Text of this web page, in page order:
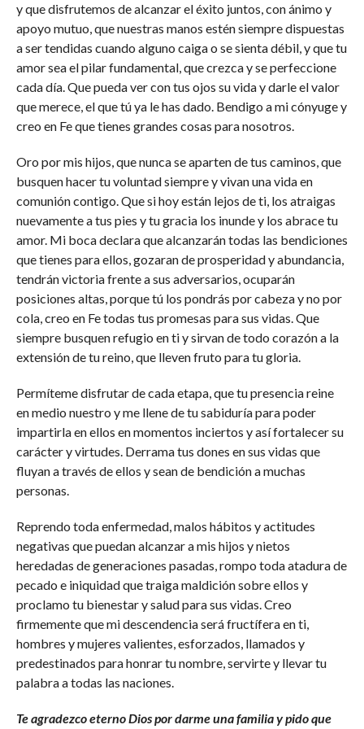
y que disfrutemos de alcanzar el éxito juntos, con ánimo y
apoyo mutuo, que nuestras manos estén siempre dispuestas
a ser tendidas cuando alguno caiga o se sienta débil, y que tu
amor sea el pilar fundamental, que crezca y se perfeccione
cada día. Que pueda ver con tus ojos su vida y darle el valor
que merece, el que tú ya le has dado. Bendigo a mi cónyuge y
creo en Fe que tienes grandes cosas para nosotros.
Oro por mis hijos, que nunca se aparten de tus caminos, que
busquen hacer tu voluntad siempre y vivan una vida en
comunión contigo. Que si hoy están lejos de ti, los atraigas
nuevamente a tus pies y tu gracia los inunde y los abrace tu
amor. Mi boca declara que alcanzarán todas las bendiciones
que tienes para ellos, gozaran de prosperidad y abundancia,
tendrán victoria frente a sus adversarios, ocuparán
posiciones altas, porque tú los pondrás por cabeza y no por
cola, creo en Fe todas tus promesas para sus vidas. Que
siempre busquen refugio en ti y sirvan de todo corazón a la
extensión de tu reino, que lleven fruto para tu gloria.
Permíteme disfrutar de cada etapa, que tu presencia reine
en medio nuestro y me llene de tu sabiduría para poder
impartirla en ellos en momentos inciertos y así fortalecer su
carácter y virtudes. Derrama tus dones en sus vidas que
fluyan a través de ellos y sean de bendición a muchas
personas.
Reprendo toda enfermedad, malos hábitos y actitudes
negativas que puedan alcanzar a mis hijos y nietos
heredadas de generaciones pasadas, rompo toda atadura de
pecado e iniquidad que traiga maldición sobre ellos y
proclamo tu bienestar y salud para sus vidas. Creo
firmemente que mi descendencia será fructífera en ti,
hombres y mujeres valientes, esforzados, llamados y
predestinados para honrar tu nombre, servirte y llevar tu
palabra a todas las naciones.
Te agradezco eterno Dios por darme una familia y pido que